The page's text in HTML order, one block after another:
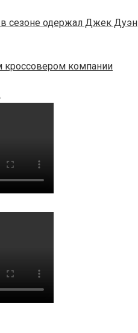
сезоне одержал Джек Дуэн
кроссовером компании